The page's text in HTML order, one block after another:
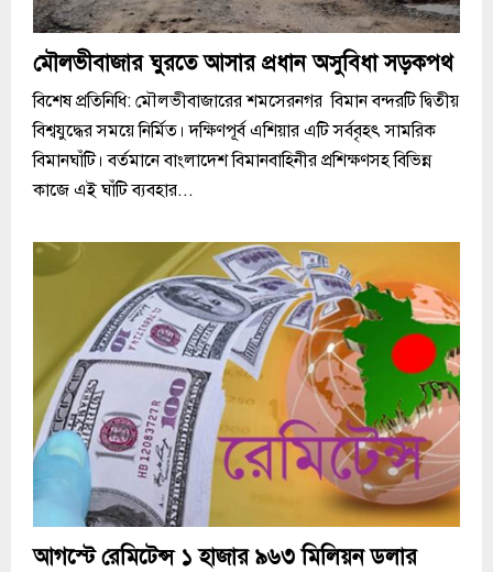
মৌলভীবাজার ঘুরতে আসার প্রধান অসুবিধা সড়কপথ
বিশেষ প্রতিনিধি: মৌলভীবাজারের শমসেরনগর বিমান বন্দরটি দ্বিতীয়
বিশ্বযুদ্ধের সময়ে নির্মিত। দক্ষিণপূর্ব এশিয়ার এটি সর্ববৃহৎ সামরিক
বিমানঘাঁটি। বর্তমানে বাংলাদেশ বিমানবাহিনীর প্রশিক্ষণসহ বিভিন্ন
কাজে এই ঘাঁটি ব্যবহার...
আগস্টে রেমিটেন্স ১ হাজার ৯৬৩ মিলিয়ন ডলার